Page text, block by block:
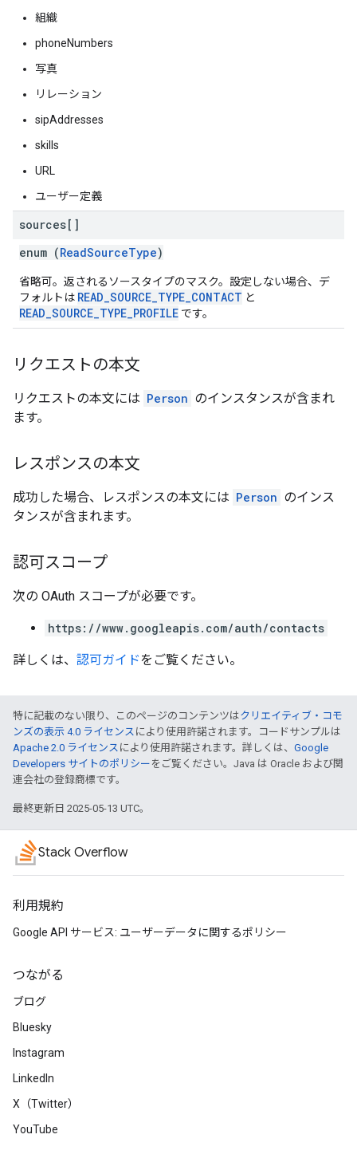
組織
phoneNumbers
写真
リレーション
sipAddresses
skills
URL
ユーザー定義
sources[]
enum (ReadSourceType)
省略可。返されるソースタイプのマスク。設定しない場合、デ
フォルトは READ_SOURCE_TYPE_CONTACT と
READ_SOURCE_TYPE_PROFILE です。
リクエストの本文
リクエストの本文には Person のインスタンスが含まれ
ます。
レスポンスの本文
成功した場合、レスポンスの本文には Person のインス
タンスが含まれます。
認可スコープ
次の OAuth スコープが必要です。
https://www.googleapis.com/auth/contacts
詳しくは、 認可ガイドをご覧ください。
特に記載のない限り、このページのコンテンツはクリエイティブ・コモ
ンズの表示 4.0 ライセンス により使用許諾されます。コードサンプルは
Apache 2.0 ライセンス により使用許諾されます。詳しくは、 Google
Developers サイトのポリシー をご覧ください。Java は Oracle および関
連会社の登録商標です。
最終更新日 2025-05-13 UTC。
Stack Overflow
利用規約
Google API サービス: ユーザーデータに関するポリシー
つながる
ブログ
Bluesky
Instagram
LinkedIn
X（Twitter）
YouTube